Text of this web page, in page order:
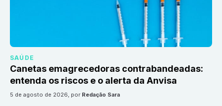
SAÚDE
Canetas emagrecedoras contrabandeadas:
entenda os riscos e o alerta da Anvisa
5 de agosto de 2026, por Redação Sara